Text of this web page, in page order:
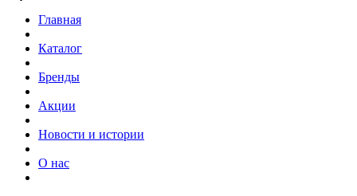
Главная
Каталог
Бренды
Акции
Новости и истории
О нас